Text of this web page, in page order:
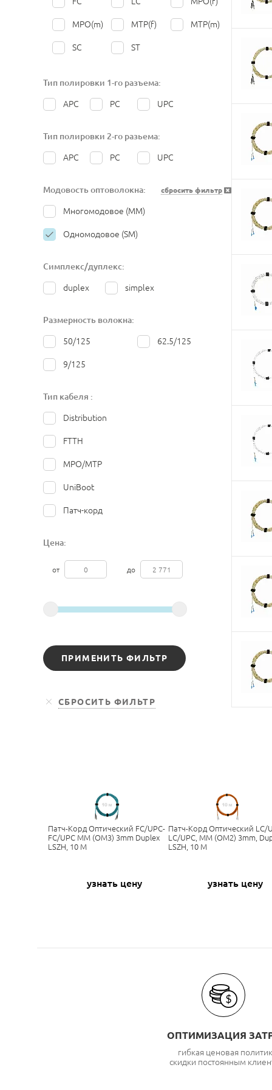
MPO(m) MTP(f) MTP(m)
SC ST
Тип полировки 1-го разъема:
APC PC UPC
Тип полировки 2-го разьема:
APC PC UPC
Модовость оптоволокна: сбросить фильтр
Многомодовое (MM)
Одномодовое (SM)
Симплекс/дуплекс:
duplex simplex
Размерность волокна:
50/125 62.5/125
9/125
Тип кабеля :
Distribution
FTTH
MPO/MTP
UniBoot
Патч-корд
Цена:
от до
Патч-Корд Оптический FC/UPC-
FC/UPC MM (OM3) 3mm Duplex
LSZH, 10 М
узнать цену
Патч-Корд Оптический LC/
LC/UPC, MM (OM2) 3mm,
LSZH, 10 М
узнать цену
ОПТИМИЗАЦИЯ
гибкая ценовая
скидки постоянным